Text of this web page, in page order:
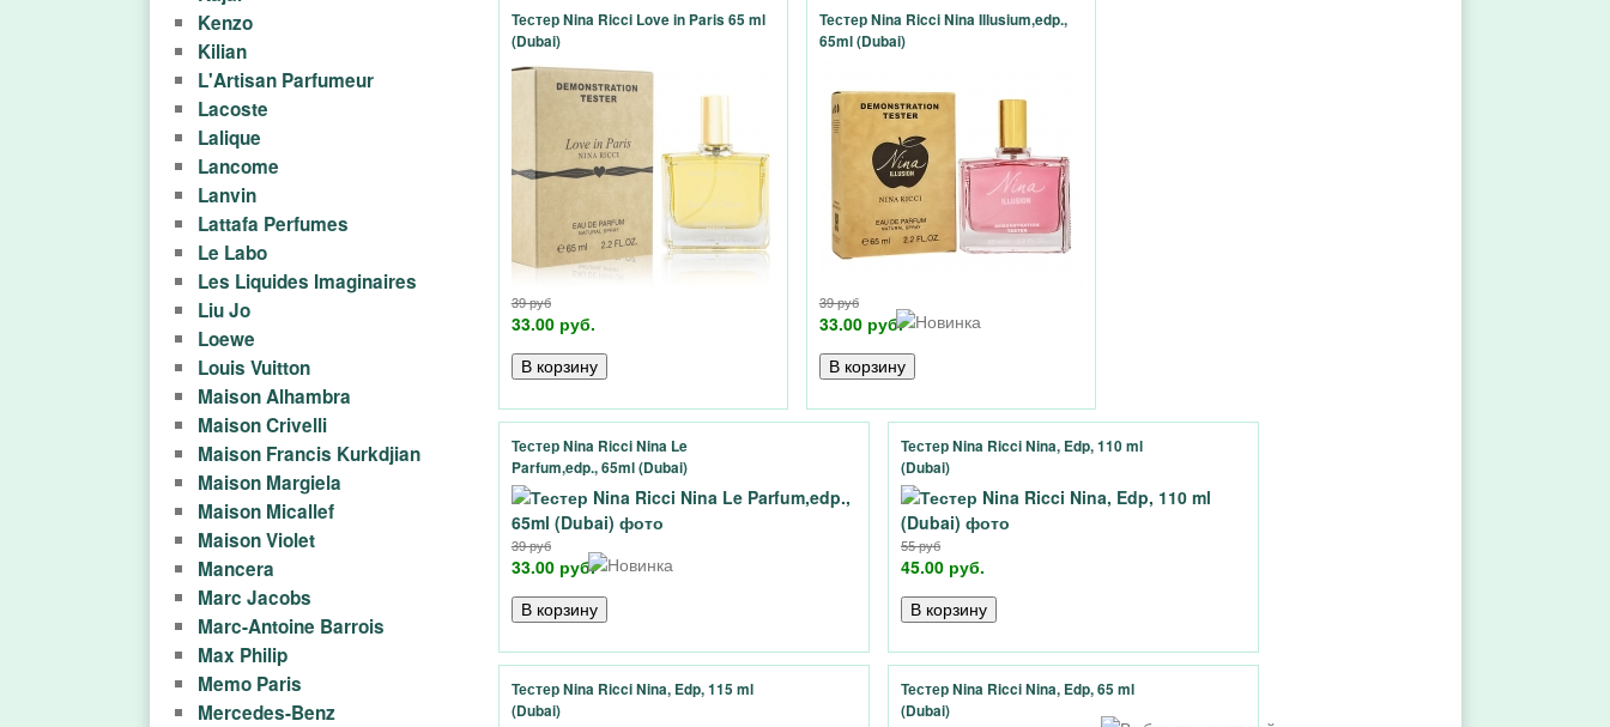
о
й
в
о
д
ы
,
д
у
х
о
в
Тестер Nina Ricci Love in Paris 65 ml
(Dubai)
39 руб
33.00 руб.
Тестер Nina Ricci Nina Illusium,edp.,
65ml (Dubai)
39 руб
33.00 руб.
Тестер Nina Ricci Nina Le
Parfum,edp., 65ml (Dubai)
39 руб
33.00 руб.
Тестер Nina Ricci Nina, Edp, 110 ml
(Dubai)
55 руб
45.00 руб.
Тестер Nina Ricci Nina, Edp, 115 ml
(Dubai)
Тестер Nina Ricci Nina, Edp, 65 ml
(Dubai)
Kenzo
Kilian
L'Artisan Parfumeur
Lacoste
Lalique
Lancome
Lanvin
Lattafa Perfumes
Le Labo
Les Liquides Imaginaires
Liu Jo
Loewe
Louis Vuitton
Maison Alhambra
Maison Crivelli
Maison Francis Kurkdjian
Maison Margiela
Maison Micallef
Maison Violet
Mancera
Marc Jacobs
Marc-Antoine Barrois
Max Philip
Memo Paris
Mercedes-Benz